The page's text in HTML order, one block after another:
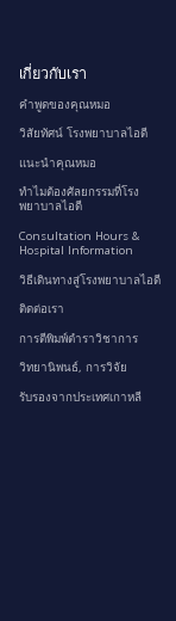
เกี่ยวกับเรา
คำพูดของคุณหมอ
วิสัยทัศน์ โรงพยาบาลไอดี
แนะนำคุณหมอ
ทำไมต้องศัลยกรรมที่โรง
พยาบาลไอดี
Consultation Hours &
Hospital Information
วิธีเดินทางสู่โรงพยาบาลไอดี
ติดต่อเรา
การตีพิมพ์ตำราวิชาการ
วิทยานิพนธ์, การวิจัย
รับรองจากประเทศเกาหลี